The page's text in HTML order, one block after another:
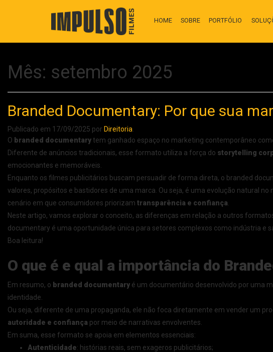
HOME SOBRE PORTFÓLIO
Mês: setembro 2025
Branded Documentary: Por que sua
Publicado em 17/09/2025 por Direitoria
O branded documentarytem ganhado espaço no marketing contemporâneo
Diferente de anúncios tradicionais, esse formato utiliza a força do storytelling
emocionantes e memoráveis.
Enquanto os filmes publicitários buscam persuadir de forma direta, o branded
valores, propósitos e bastidores de uma marca. Ou seja, é uma evolução natural
cenário em que consumidores priorizam transparência e confiança
Neste artigo, vamos explorar o conceito, as diferenças em relação a outros
documentary é uma oportunidade única para setores complexos como indústria e
Boa leitura!
O que é e qual a importância do
Em resumo, o branded documentary é um documentário desenvolvido por uma
identidade.
Ou seja, diferente de uma propaganda, ele não foca diretamente em vender um
autoridade e confiança por meio de narrativas envolventes.
Em suma, esse formato se apoia em elementos essenciais:
Autenticidade: histórias reais, sem exageros publicitários;